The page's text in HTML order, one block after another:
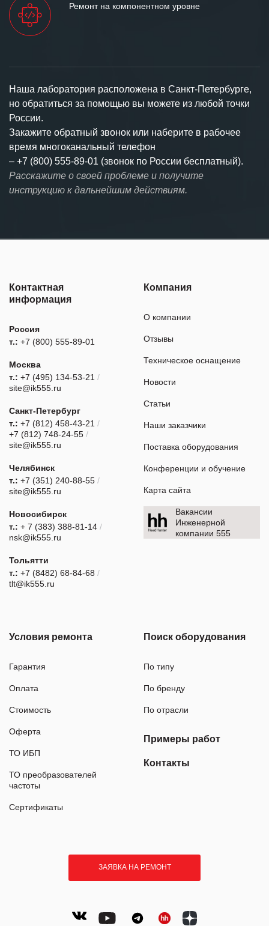
Ремонт на компонентном уровне
Наша лаборатория расположена в Санкт-Петербурге,
но обратиться за помощью вы можете из любой точки
России.
Закажите обратный звонок или наберите в рабочее
время многоканальный телефон
– +7 (800) 555-89-01 (звонок по России бесплатный).
Расскажите о своей проблеме и получите
инструкцию к дальнейшим действиям.
Контактная
информация
Россия
т.: +7 (800) 555-89-01
Москва
т.: +7 (495) 134-53-21 /
site@ik555.ru
Санкт-Петербург
т.: +7 (812) 458-43-21 /
+7 (812) 748-24-55 /
site@ik555.ru
Челябинск
т.: +7 (351) 240-88-55 /
site@ik555.ru
Новосибирск
т.: + 7 (383) 388-81-14 /
nsk@ik555.ru
Тольятти
т.: +7 (8482) 68-84-68 /
tlt@ik555.ru
Компания
О компании
Отзывы
Техническое оснащение
Новости
Статьи
Наши заказчики
Поставка оборудования
Конференции и обучение
Карта сайта
Вакансии
Инженерной
компании 555
Условия ремонта
Гарантия
Оплата
Стоимость
Оферта
ТО ИБП
ТО преобразователей
частоты
Сертификаты
Поиск оборудования
По типу
По бренду
По отрасли
Примеры работ
Контакты
ЗАЯВКА НА РЕМОНТ